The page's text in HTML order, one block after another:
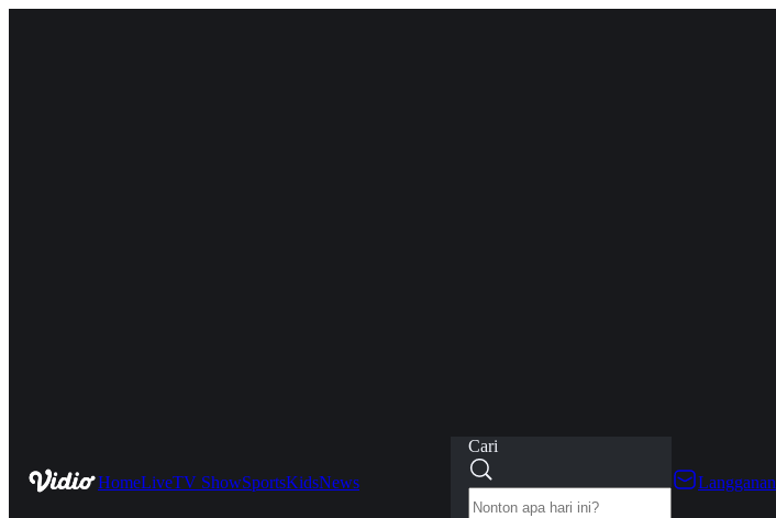
HomeLiveTV ShowSportsKidsNews
Cari
Langganan